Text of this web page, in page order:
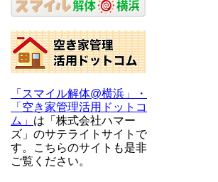
「スマイル解体@横浜」・
「空き家管理活用ドットコ
ム」 は「株式会社ハマー
ズ」のサテライトサイトで
す。こちらのサイトも是非
ご覧ください。